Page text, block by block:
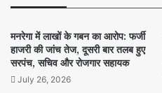
मनरेगा में लाखों के गबन का आरोप: फर्जी
हाजरी की जांच तेज, दूसरी बार तलब हुए
सरपंच, सचिव और रोजगार सहायक
July 26, 2026